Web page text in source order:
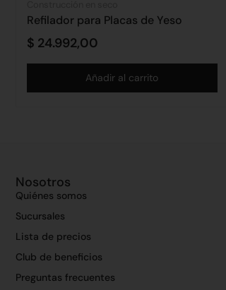
Refilador para Placas de Yeso
$ 24.992,00
Añadir al carrito
Nosotros
Quiénes somos
Sucursales
Lista de precios
Club de beneficios
Preguntas frecuentes